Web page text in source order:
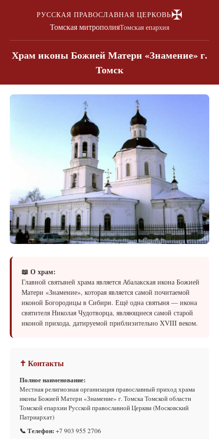
РУССКАЯ ПРАВОСЛАВНАЯ ЦЕРКОВЬ✠
Томская митрополияТомская епархия
Храм иконы Божией Матери «Знамение» г.
Томск
📖 О храм:
Главной святыней храма является Абалакская икона Божией
Матери «Знамение», которая является самой почитаемой
иконой Богородицы в Сибири. Ещё одна святыня — икона
святителя Николая Чудотворца, являющиеся самой старой
иконой прихода, датируемой приблизительно XVIII веком.
✝ Контакты
Полное наименование:
Местная религиозная организация православный приход храма
иконы Божией Матери «Знамение» г. Томска Томской области
Томской епархии Русской православной Церкви (Московский
Патриархат)
📞 Телефон: +7 903 955 2706